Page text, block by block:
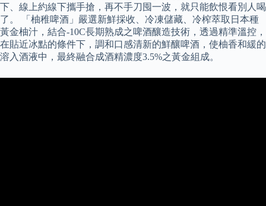
下、線上約線下攜手搶，再不手刀囤一波，就只能飲恨看別人喝
了。 「柚稚啤酒」嚴選新鮮採收、冷凍儲藏、冷榨萃取日本種
黃金柚汁，結合-10C長期熟成之啤酒釀造技術，透過精準溫控，
在貼近冰點的條件下，調和口感清新的鮮釀啤酒，使柚香和緩的
溶入酒液中，最終融合成酒精濃度3.5%之黃金組成。